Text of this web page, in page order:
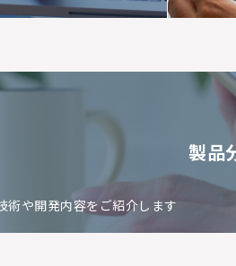
製品
術や開発内容をご紹介します